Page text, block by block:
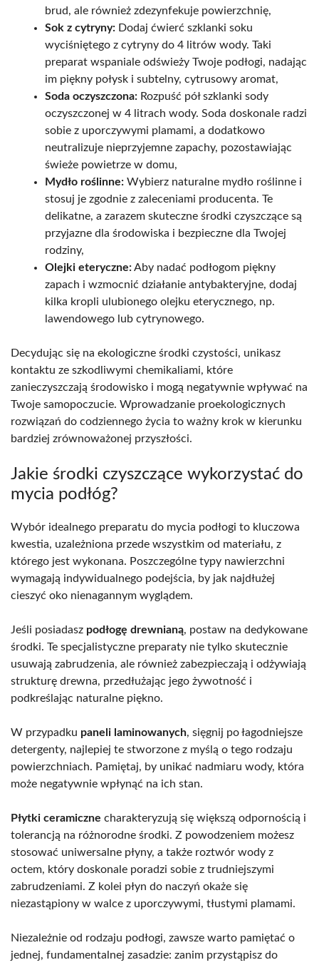
brud, ale również zdezynfekuje powierzchnię,
Sok z cytryny: Dodaj ćwierć szklanki soku
wyciśniętego z cytryny do 4 litrów wody. Taki
preparat wspaniale odświeży Twoje podłogi, nadając
im piękny połysk i subtelny, cytrusowy aromat,
Soda oczyszczona: Rozpuść pół szklanki sody
oczyszczonej w 4 litrach wody. Soda doskonale radzi
sobie z uporczywymi plamami, a dodatkowo
neutralizuje nieprzyjemne zapachy, pozostawiając
świeże powietrze w domu,
Mydło roślinne: Wybierz naturalne mydło roślinne i
stosuj je zgodnie z zaleceniami producenta. Te
delikatne, a zarazem skuteczne środki czyszczące są
przyjazne dla środowiska i bezpieczne dla Twojej
rodziny,
Olejki eteryczne:Aby nadać podłogom piękny
zapach i wzmocnić działanie antybakteryjne, dodaj
kilka kropli ulubionego olejku eterycznego, np.
lawendowego lub cytrynowego.
Decydując się na ekologiczne środki czystości, unikasz
kontaktu ze szkodliwymi chemikaliami, które
zanieczyszczają środowisko i mogą negatywnie wpływać na
Twoje samopoczucie. Wprowadzanie proekologicznych
rozwiązań do codziennego życia to ważny krok w kierunku
bardziej zrównoważonej przyszłości.
Jakie środki czyszczące wykorzystać do
mycia podłóg?
Wybór idealnego preparatu do mycia podłogi to kluczowa
kwestia, uzależniona przede wszystkim od materiału, z
którego jest wykonana. Poszczególne typy nawierzchni
wymagają indywidualnego podejścia, by jak najdłużej
cieszyć oko nienagannym wyglądem.
Jeśli posiadasz podłogę drewnianą, postaw na dedykowane
środki. Te specjalistyczne preparaty nie tylko skutecznie
usuwają zabrudzenia, ale również zabezpieczają i odżywiają
strukturę drewna, przedłużając jego żywotność i
podkreślając naturalne piękno.
W przypadku paneli laminowanych, sięgnij po łagodniejsze
detergenty, najlepiej te stworzone z myślą o tego rodzaju
powierzchniach. Pamiętaj, by unikać nadmiaru wody, która
może negatywnie wpłynąć na ich stan.
Płytki ceramiczne charakteryzują się większą odpornością i
tolerancją na różnorodne środki. Z powodzeniem możesz
stosować uniwersalne płyny, a także roztwór wody z
octem, który doskonale poradzi sobie z trudniejszymi
zabrudzeniami. Z kolei płyn do naczyń okaże się
niezastąpiony w walce z uporczywymi, tłustymi plamami.
Niezależnie od rodzaju podłogi, zawsze warto pamiętać o
jednej, fundamentalnej zasadzie: zanim przystąpisz do